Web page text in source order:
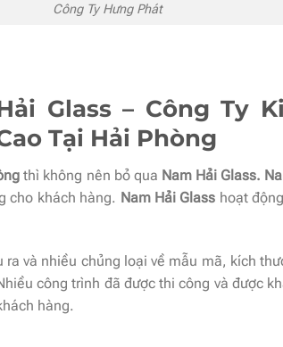
Công Ty Hưng Phát
Glass – Công Ty
Tại Hải Phòng
thì không nên bỏ qua Nam Hải Glass.
cho khách hàng. Nam Hải Glass hoạt
và nhiều chủng loại về mẫu mã, kích
công trình đã được thi công và được
hàng.